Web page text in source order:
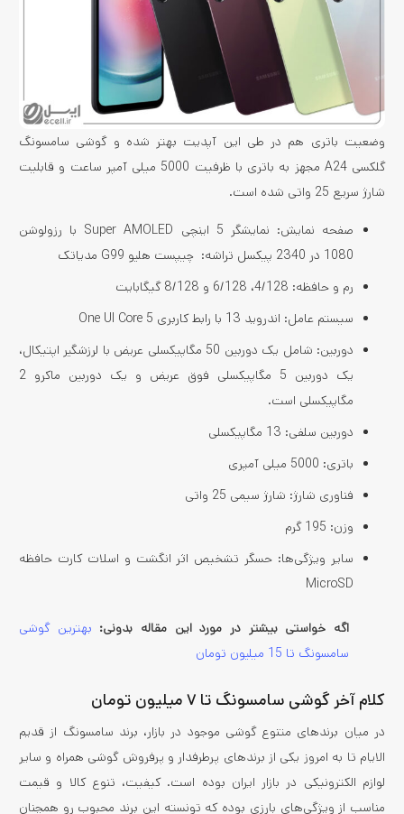
وضعیت باتری هم در طی این آپدیت بهتر شده و گوشی سامسونگ
گلکسی A24 مجهز به باتری با ظرفیت 5000 میلی آمپر ساعت و قابلیت
شارژ سریع 25 واتی شده است.
صفحه نمایش: نمایشگر 5 اینچی Super AMOLED با رزولوشن
1080 در 2340 پیکسل تراشه: چیپست هلیو G99 مدیاتک
رم و حافظه: 4/128، 6/128 و 8/128 گیگابایت
سیستم عامل: اندروید 13 با رابط کاربری One UI Core 5
دوربین: شامل یک دوربین 50 مگاپیکسلی عریض با لرزشگیر اپتیکال،
یک دوربین 5 مگاپیکسلی فوق عریض و یک دوربین ماکرو 2
مگاپیکسلی است.
دوربین سلفی: 13 مگاپیکسلی
باتری: 5000 میلی آمپری
فناوری شارژ: شارژ سیمی 25 واتی
وزن: 195 گرم
سایر ویژگی‌ها: حسگر تشخیص اثر انگشت و اسلات کارت حافظه
MicroSD
اگه خواستی بیشتر در مورد این مقاله بدونی: بهترین گوشی
سامسونگ تا 15 میلیون تومان
کلام آخر گوشی سامسونگ تا ۷ میلیون تومان
در میان برندهای متنوع گوشی موجود در بازار، برند سامسونگ از قدیم
الایام تا به امروز یکی از برندهای پرطرفدار و پرفروش گوشی همراه و سایر
لوازم الکترونیکی در بازار ایران بوده است. کیفیت، تنوع کالا و قیمت
مناسب از ویژگی‌های بارزی بوده که تونسته این برند محبوب رو همچنان